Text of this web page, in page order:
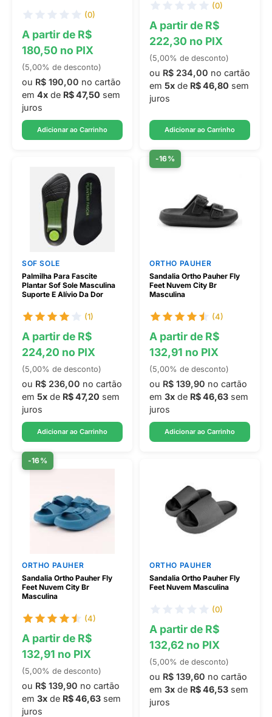
(0)
A partir de R$
180,50 no PIX
(5,00% de desconto)
ou R$ 190,00 no cartão
em 4x de R$ 47,50 sem
juros
Adicionar ao Carrinho
(0)
A partir de R$
222,30 no PIX
(5,00% de desconto)
ou R$ 234,00 no cartão
em 5x de R$ 46,80 sem
juros
Adicionar ao Carrinho
SOF SOLE
Palmilha Para Fascite
Plantar Sof Sole Masculina
Suporte E Alívio Da Dor
(1)
A partir de R$
224,20 no PIX
(5,00% de desconto)
ou R$ 236,00 no cartão
em 5x de R$ 47,20 sem
juros
Adicionar ao Carrinho
-16%
ORTHO PAUHER
Sandalia Ortho Pauher Fly
Feet Nuvem City Br
Masculina
(4)
A partir de R$
132,91 no PIX
(5,00% de desconto)
ou R$ 139,90 no cartão
em 3x de R$ 46,63 sem
juros
Adicionar ao Carrinho
-16%
ORTHO PAUHER
Sandalia Ortho Pauher Fly
Feet Nuvem City Br
Masculina
(4)
A partir de R$
132,91 no PIX
(5,00% de desconto)
ou R$ 139,90 no cartão
em 3x de R$ 46,63 sem
juros
ORTHO PAUHER
Sandalia Ortho Pauher Fly
Feet Nuvem Masculina
(0)
A partir de R$
132,62 no PIX
(5,00% de desconto)
ou R$ 139,60 no cartão
em 3x de R$ 46,53 sem
juros